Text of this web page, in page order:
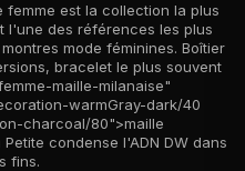
femme est la collection la plus
l'une des références les plus
mode féminines. Boîtier
bracelet le plus souvent
maille-milanaise"
warmGray-dark/40
charcoal/80">maille
condense l'ADN DW dans
fins.